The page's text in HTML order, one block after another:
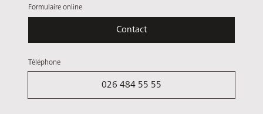
Formulaire online
Contact
Téléphone
026 484 55 55